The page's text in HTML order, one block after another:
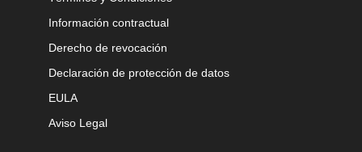
Información contractual
Derecho de revocación
Declaración de protección de datos
EULA
Aviso Legal